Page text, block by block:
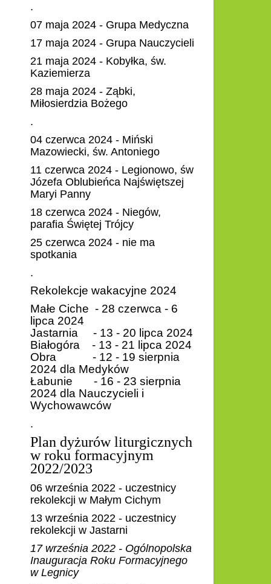
.
07 maja 2024 - Grupa Medyczna
17 maja 2024 - Grupa Nauczycieli
21 maja 2024 - Kobyłka, św.
Kaziemierza
28 maja 2024 - Ząbki,
Miłosierdzia Bożego
.
04 czerwca 2024 - Miński
Mazowiecki, św. Antoniego
11 czerwca 2024 - Legionowo, św
Józefa Oblubieńca Najświętszej
Maryi Panny
18 czerwca 2024 - Niegów,
parafia Świętej Trójcy
25 czerwca 2024 - nie ma
spotkania
.
Rekolekcje wakacyjne 2024
Małe Ciche - 28 czerwca - 6
lipca 2024
Jastarnia - 13 - 20 lipca 2024
Białogóra - 13 - 21 lipca 2024
Obra - 12 - 19 sierpnia
2024 dla Medyków
Łabunie - 16 - 23 sierpnia
2024 dla Nauczycieli i
Wychowawców
.
Plan dyżurów liturgicznych
w roku formacyjnym
2022/2023
06 września 2022 - uczestnicy
rekolekcji w Małym Cichym
13 września 2022 - uczestnicy
rekolekcji w Jastarni
17 września 2022 - Ogólnopolska
Inauguracja Roku Formacyjnego
w Legnicy